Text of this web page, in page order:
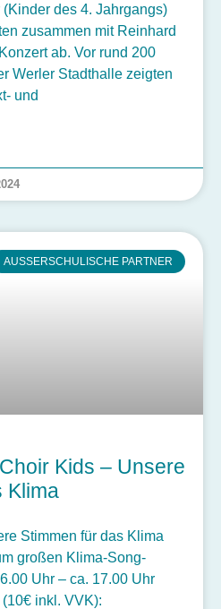
des 4. Jahrgangs)
zusammen mit Reinhard
ab. Vor rund 200
Werler Stadthalle zeigten
und
AUSSERSCHULISCHE PARTNER
Kids – Unsere
Klima
Stimmen für das Klima
großen Klima-Song-
Uhr – ca. 17.00 Uhr
inkl. VVK):